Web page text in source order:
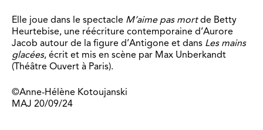
Elle joue dans le spectacle M’aime pas mortde Betty
Heurtebise, une réécriture contemporaine d’Aurore
Jacob autour de la figure d’Antigone et dans Les mains
glacées, écrit et mis en scène par Max Unberkandt
(Théâtre Ouvert à Paris).
©Anne-Hélène Kotoujanski
MAJ 20/09/24